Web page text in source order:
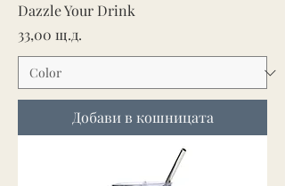
Dazzle Your Drink
Цена
33,00 щ.д.
Добави в кошницата